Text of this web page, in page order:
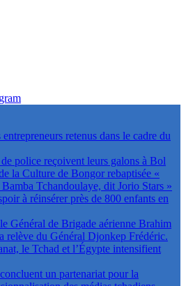
retenus dans le cadre du
police reçoivent leurs galons à Bol
la Culture de Bongor rebaptisée «
Tchandoulaye, dit Jorio Stars »
à réinsérer près de 800 enfants en
Général de Brigade aérienne Brahim
relève du Général Djonkep Frédéric.
le Tchad et l’Égypte intensifient
un partenariat pour la